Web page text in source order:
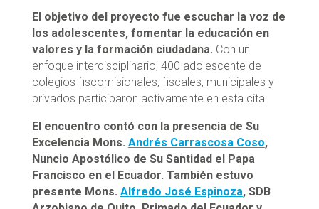
El objetivo del proyecto fue escuchar la voz de
los adolescentes, fomentar la educación en
valores y la formación ciudadana. Con un
enfoque interdisciplinario, 400 adolescente de
colegios fiscomisionales, fiscales, municipales y
privados participaron activamente en esta cita.
El encuentro contó con la presencia de Su
Excelencia Mons. Andrés Carrascosa Coso,
Nuncio Apostólico de Su Santidad el Papa
Francisco en el Ecuador. También estuvo
presente Mons. Alfredo José Espinoza, SDB